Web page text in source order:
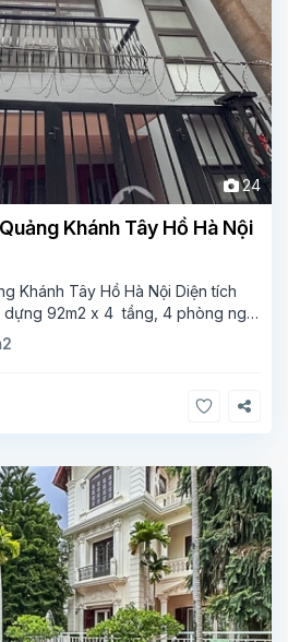
24
Khánh Tây Hồ Hà Nội
Khánh Tây Hồ Hà Nội Diện tích
dựng 92m2 x 4 tầng, 4 phòng ngủ
bếp-1wc Tầng 2– phòng khách
Tầng 3- 2